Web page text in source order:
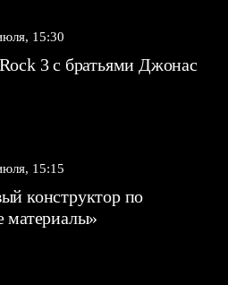
15:30
3 с братьями Джонас
15:15
конструктор по
материалы»